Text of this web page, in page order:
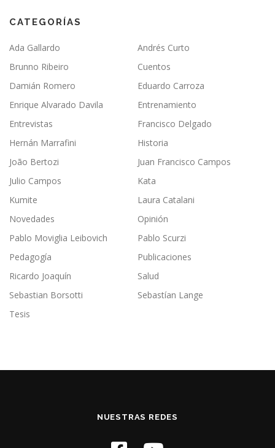
CATEGORÍAS
Ada Gallardo
Andrés Curto
Brunno Ribeiro
Cuentos
Damián Romero
Eduardo Carroza
Enrique Alvarado Davila
Entrenamiento
Entrevistas
Francisco Delgado
Hernán Marrafini
Historia
João Bertozi
Juan Francisco Campos
Julio Campos
Kata
Kumite
Laura Catalani
Novedades
Opinión
Pablo Moviglia Leibovich
Pablo Scurzi
Pedagogía
Publicaciones
Ricardo Joaquín
Salud
Sebastian Borsotti
Sebastían Lange
Tesis
NUESTRAS REDES